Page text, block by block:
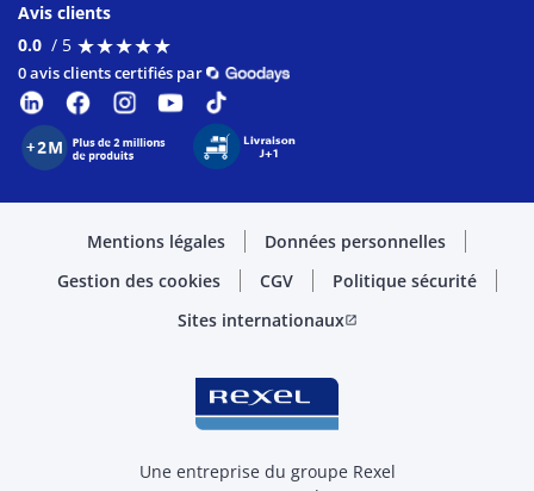
Avis clients
0.0 / 5 ★★★★★
★★★★★
0 avis clients certifiés par
Mentions légales
Données personnelles
Gestion des cookies
CGV
Politique sécurité
Sites internationauxopen_in_new
Une entreprise du groupe Rexel